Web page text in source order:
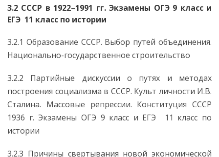
3.2 СССР в 1922–1991 гг. Экзамены ОГЭ 9 класс и
ЕГЭ 11 класс по истории
3.2.1 Образование СССР. Выбор путей объединения.
Национально-государственное строительство
3.2.2 Партийные дискуссии о путях и методах
построения социализма в СССР. Культ личности И.В.
Сталина. Массовые репрессии. Конституция СССР
1936 г. Экзамены ОГЭ 9 класс и ЕГЭ 11 класс по
истории
3.2.3 Причины свертывания новой экономической